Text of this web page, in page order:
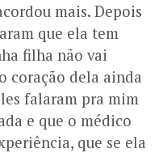
mais. Depois
que ela tem
filha não vai
coração dela ainda
falaram pra mim
e que o médico
que se ela